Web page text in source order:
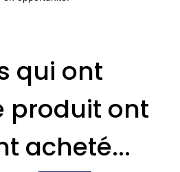
qui ont
produit ont
acheté...